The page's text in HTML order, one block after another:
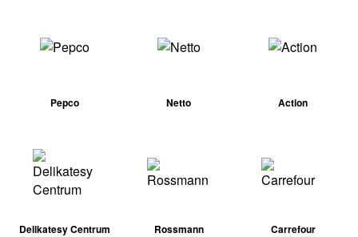
Pepco Netto Action
Delikatesy Centrum Rossmann Carrefour